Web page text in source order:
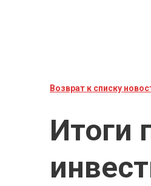
Возврат к списку
Итоги